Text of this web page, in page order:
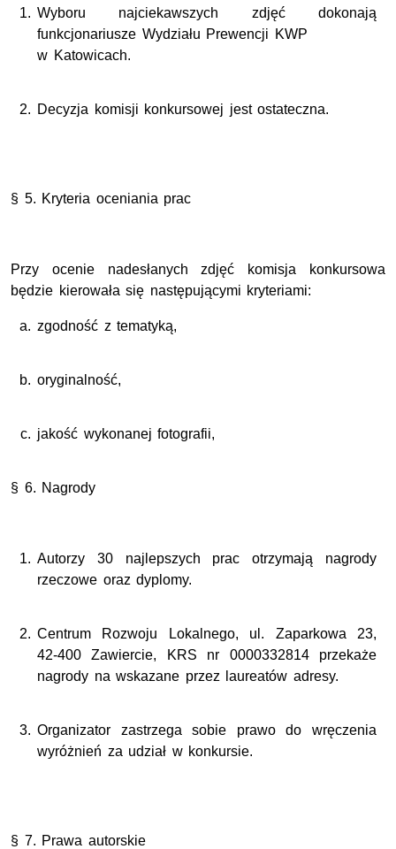
Wyboru najciekawszych zdjęć dokonają
funkcjonariusze Wydziału Prewencji KWP
w Katowicach.
Decyzja komisji konkursowej jest ostateczna.
§ 5. Kryteria oceniania prac
Przy ocenie nadesłanych zdjęć komisja konkursowa
będzie kierowała się następującymi kryteriami:
zgodność z tematyką,
oryginalność,
jakość wykonanej fotografii,
§ 6. Nagrody
Autorzy 30 najlepszych prac otrzymają nagrody
rzeczowe oraz dyplomy.
Centrum Rozwoju Lokalnego, ul. Zaparkowa 23,
42-400 Zawiercie, KRS nr 0000332814 przekaże
nagrody na wskazane przez laureatów adresy.
Organizator zastrzega sobie prawo do wręczenia
wyróżnień za udział w konkursie.
§ 7. Prawa autorskie